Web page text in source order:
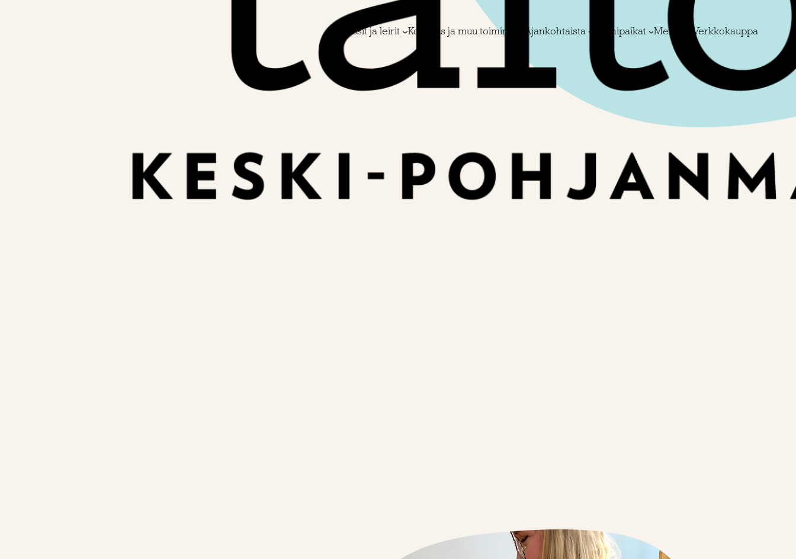
Kurssit ja leirit Koulutus ja muu toiminta Ajankohtaista Toimipaikat Meistä Verkkokauppa